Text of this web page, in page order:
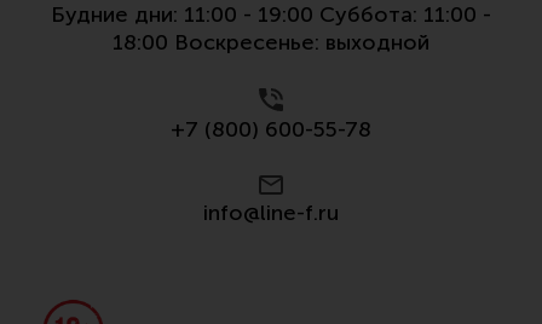
Будние дни: 11:00 - 19:00 Суббота: 11:00 -
18:00 Воскресенье: выходной
+7 (800) 600-55-78
info@line-f.ru